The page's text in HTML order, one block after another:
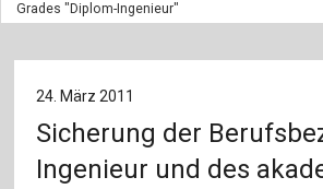
Veranstaltungen
Angebote
Produkte
Grades "Diplom-Ingenieur"
24. März 2011
Sicherung der
Ingenieur und des